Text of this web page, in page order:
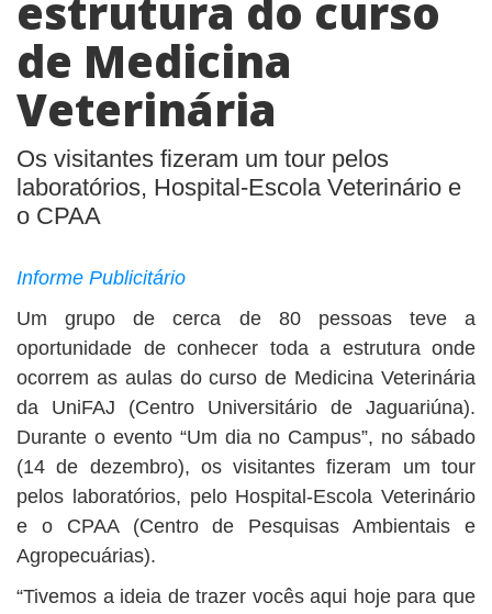
ANUNCIE
estrutura do curso
de Medicina
Veterinária
Os visitantes fizeram um tour pelos
laboratórios, Hospital-Escola Veterinário e
o CPAA
Informe Publicitário
Um grupo de cerca de 80 pessoas teve a
oportunidade de conhecer toda a estrutura onde
ocorrem as aulas do curso de Medicina Veterinária
da UniFAJ (Centro Universitário de Jaguariúna).
Durante o evento “Um dia no Campus”, no sábado
(14 de dezembro), os visitantes fizeram um tour
pelos laboratórios, pelo Hospital-Escola Veterinário
e o CPAA (Centro de Pesquisas Ambientais e
Agropecuárias).
“Tivemos a ideia de trazer vocês aqui hoje para que